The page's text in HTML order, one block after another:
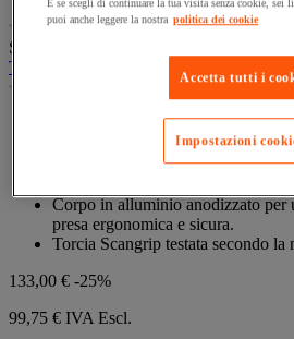
(0)
su
5
stelle.
SKU : MIG7726603
Torcia Flash 1000 R - 1000 lm - Scangrip
Torcia Flash 1000 R, fino a 1000
sovralimentazione.
Robusta e potente di qualità
Corpo in alluminio anodizzato per
presa ergonomica e sicura.
Torcia Scangrip testata secondo
133,00 € -25%
99,75 € IVA Escl.
E se scegli di continuare la tua visita senza cookie, sei
puoi anche leggere la nostra politica dei cookie
Accetta tutti i
Impostazioni